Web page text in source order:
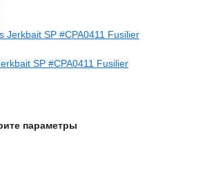
SP #CPA0411 Fusilier
параметры